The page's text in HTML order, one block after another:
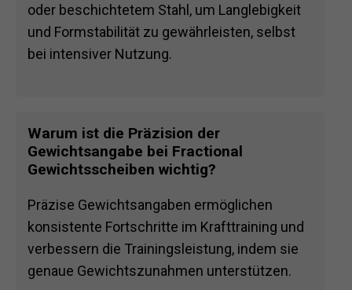
oder beschichtetem Stahl, um Langlebigkeit
und Formstabilität zu gewährleisten, selbst
bei intensiver Nutzung.
Warum ist die Präzision der
Gewichtsangabe bei Fractional
Gewichtsscheiben wichtig?
Präzise Gewichtsangaben ermöglichen
konsistente Fortschritte im Krafttraining und
verbessern die Trainingsleistung, indem sie
genaue Gewichtszunahmen unterstützen.